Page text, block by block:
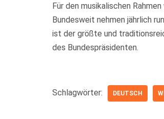
Für den musikalischen
Bundesweit nehmen jährlich
ist der größte und
des Bundespräsidenten.
Schlagwörter: DEUTSCH